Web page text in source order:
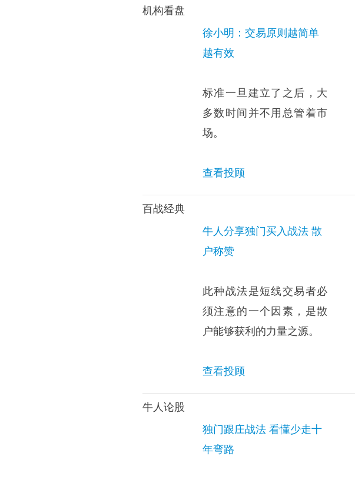
机构看盘
徐小明：交易原则越简单
越有效
标准一旦建立了之后，大
多数时间并不用总管着市
场。
查看投顾
百战经典
牛人分享独门买入战法 散
户称赞
此种战法是短线交易者必
须注意的一个因素，是散
户能够获利的力量之源。
查看投顾
牛人论股
独门跟庄战法 看懂少走十
年弯路